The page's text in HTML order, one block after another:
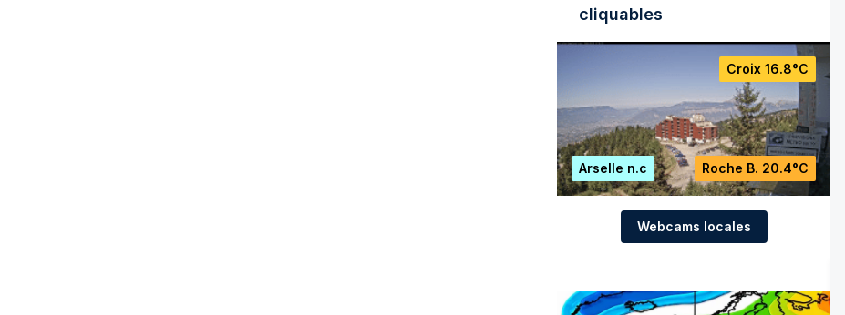
cliquables
Croix 16.8°C
Arselle n.c Roche B. 20.4°C
Webcams locales